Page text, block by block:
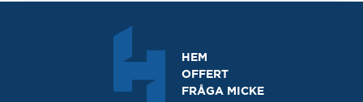
HEM
OFFERT
FRÅGA MICKE